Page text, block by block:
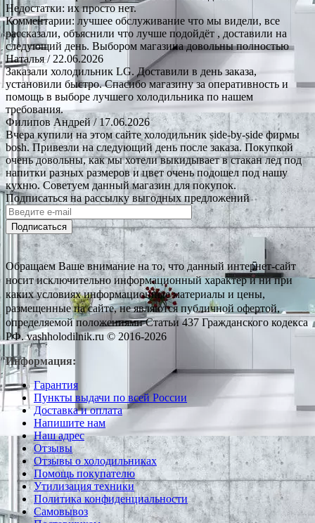
Недостатки: их просто нет.
Комментарии: лучшее обслуживание что мы видели, все
рассказали, объяснили что лучше подойдёт , доставили на
следующий день. Выбором магазина довольны полностью
Наталья/ 22.06.2026
Заказали холодильник LG. Доставили в день заказа,
установили быстро. Спасибо магазину за оперативность и
помощь в выборе лучшего холодильника по нашем
требования.
Филипов Андрей/ 17.06.2026
Вчера купили на этом сайте холодильник side-by-side фирмы
bosh. Привезли на следующий день после заказа. Покупкой
очень довольны, как мы хотели выкидывает в стакан лед под
напитки разных размеров и цвет очень подошел под нашу
кухню. Советуем данный магазин для покупок.
Подписаться на рассылку выгодных предложений
Подписаться
Обращаем Ваше внимание на то, что данный интернет-сайт
носит исключительно информационный характер и ни при
каких условиях информационные материалы и цены,
размещенные на сайте, не являются публичной офертой,
определяемой положениями Статьи 437 Гражданского кодекса
РФ. vashholodilnik.ru © 2016-2026
Информация:
Гарантия
Пункты выдачи по всей России
Доставка и оплата
Напишите нам
Наш адрес
Отзывы
Отзывы о холодильниках
Помощь покупателю
Утилизация техники
Политика конфиденциальности
Самовывоз